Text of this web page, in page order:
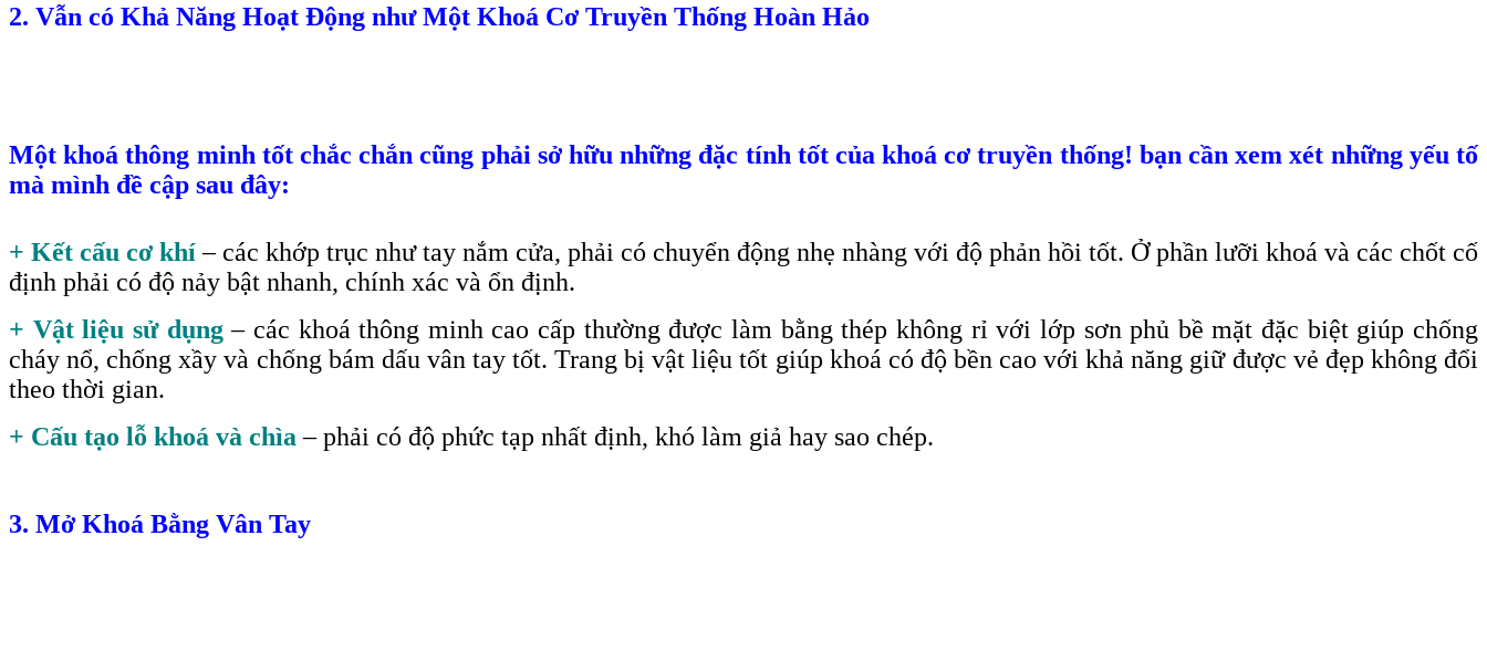
2. Vẫn có Khả Năng Hoạt Động như Một Khoá Cơ Truyền Thống Hoàn Hảo
Một khoá thông minh tốt chắc chắn cũng phải sở hữu những đặc tính tốt của khoá cơ truyền thống! bạn cần xem xét những yếu tố
mà mình đề cập sau đây:
+ Kết cấu cơ khí– các khớp trục như tay nắm cửa, phải có chuyển động nhẹ nhàng với độ phản hồi tốt. Ở phần lưỡi khoá và các chốt cố
định phải có độ nảy bật nhanh, chính xác và ổn định.
+ Vật liệu sử dụng– các khoá thông minh cao cấp thường được làm bằng thép không rỉ với lớp sơn phủ bề mặt đặc biệt giúp chống
cháy nổ, chống xầy và chống bám dấu vân tay tốt. Trang bị vật liệu tốt giúp khoá có độ bền cao với khả năng giữ được vẻ đẹp không đổi
theo thời gian.
+ Cấu tạo lỗ khoá và chìa – phải có độ phức tạp nhất định, khó làm giả hay sao chép.
3. Mở Khoá Bằng Vân Tay